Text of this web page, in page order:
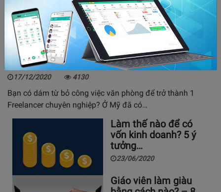
Freelancer là gì? Tìm việc làm online tại nhà uy
tín cho freelancer
17/12/2020 4130
Bạn có dám từ bỏ công việc văn phòng để trở thành 1
Freelancer chuyên nghiệp? Ở Mỹ đã có…
Làm thế nào để có
vốn kinh doanh? 5 ý
tưởng…
23/06/2020
Giáo viên làm giàu